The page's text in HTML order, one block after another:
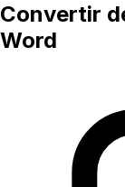
Convertir
Word